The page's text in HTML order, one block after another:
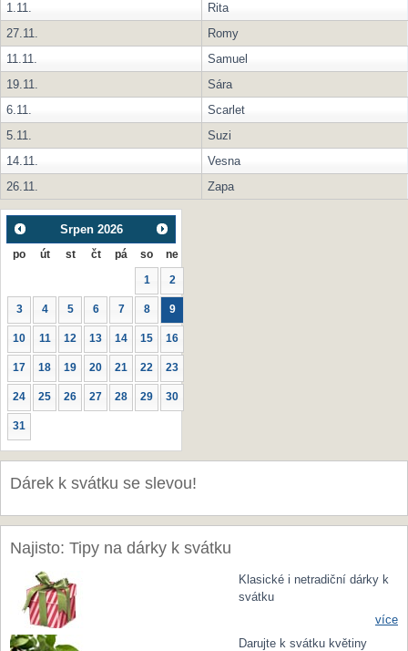
1.11.
Rita
27.11.
Romy
11.11.
Samuel
19.11.
Sára
6.11.
Scarlet
5.11.
Suzi
14.11.
Vesna
26.11.
Zapa
Srpen 2026
po út st čt pá so ne
1 2
3 4 5 6 7 8 9
10 11 12 13 14 15 16
17 18 19 20 21 22 23
24 25 26 27 28 29 30
31
Dárek k svátku se slevou!
Najisto: Tipy na dárky k svátku
Klasické i netradiční dárky k
svátku
více
Darujte k svátku květiny